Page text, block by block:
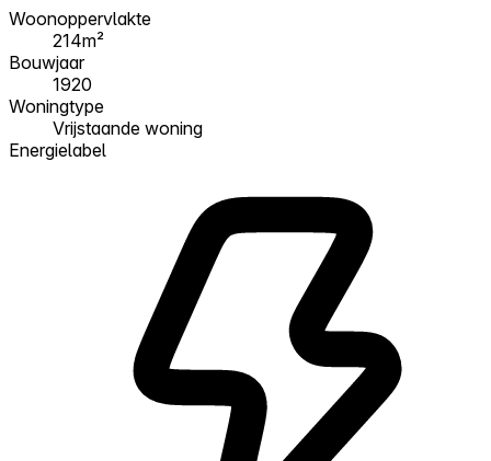
Woonoppervlakte
214m²
Bouwjaar
1920
Woningtype
Vrijstaande woning
Energielabel